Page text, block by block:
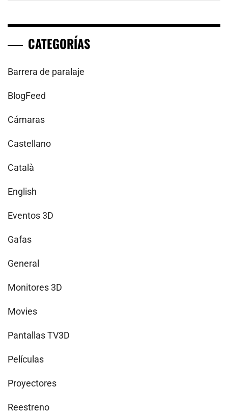
CATEGORÍAS
Barrera de paralaje
BlogFeed
Cámaras
Castellano
Català
English
Eventos 3D
Gafas
General
Monitores 3D
Movies
Pantallas TV3D
Películas
Proyectores
Reestreno